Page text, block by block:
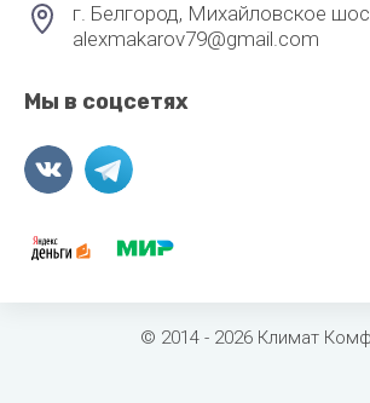
г. Белгород, Михайловское
alexmakarov79@gmail.com
Мы в соцсетях
© 2014 - 2026 Климат